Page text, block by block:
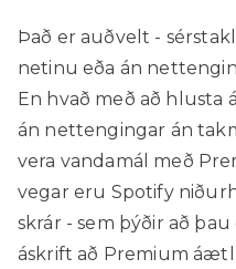
Það er auðvelt -
netinu eða án
En hvað með að hlusta
án nettengingar án
vera vandamál með
vegar eru Spotify
skrár - sem þýðir að
áskrift að Premium